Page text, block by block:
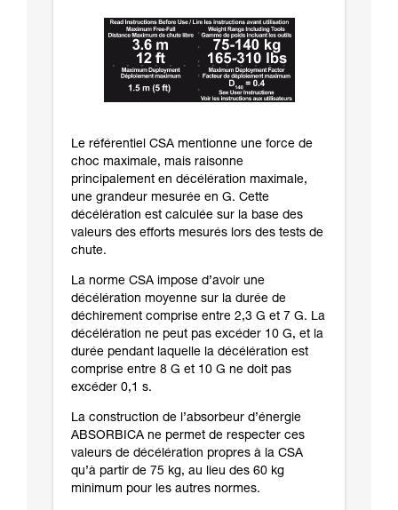
Le référentiel CSA mentionne une force de
choc maximale, mais raisonne
principalement en décélération maximale,
une grandeur mesurée en G. Cette
décélération est calculée sur la base des
valeurs des efforts mesurés lors des tests de
chute.
La norme CSA impose d’avoir une
décélération moyenne sur la durée de
déchirement comprise entre 2,3 G et 7 G. La
décélération ne peut pas excéder 10 G, et la
durée pendant laquelle la décélération est
comprise entre 8 G et 10 G ne doit pas
excéder 0,1 s.
La construction de l’absorbeur d’énergie
ABSORBICA ne permet de respecter ces
valeurs de décélération propres à la CSA
qu’à partir de 75 kg, au lieu des 60 kg
minimum pour les autres normes.